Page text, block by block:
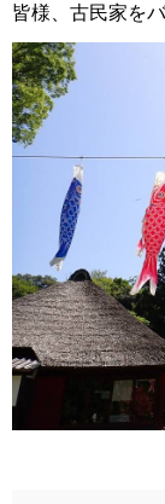
皆様、古民家を